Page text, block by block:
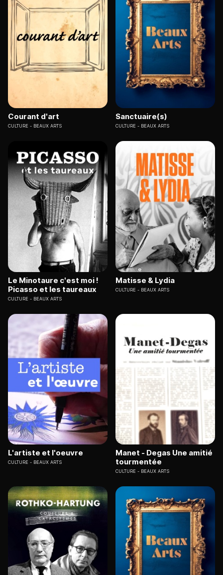
Courant d'art
CULTURE BEAUX ARTS
Sanctuaire(s)
CULTURE BEAUX ARTS
Le Minotaure c'est moi !
Picasso et les taureaux
CULTURE BEAUX ARTS
Matisse & Lydia
CULTURE BEAUX ARTS
L'artiste et l'oeuvre
CULTURE BEAUX ARTS
Manet - Degas Une amitié
tourmentée
CULTURE BEAUX ARTS